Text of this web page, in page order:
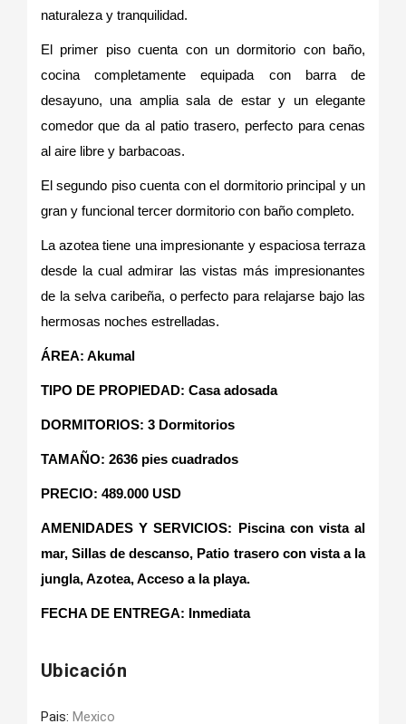
naturaleza y tranquilidad.
El primer piso cuenta con un dormitorio con baño,
cocina completamente equipada con barra de
desayuno, una amplia sala de estar y un elegante
comedor que da al patio trasero, perfecto para cenas
al aire libre y barbacoas.
El segundo piso cuenta con el dormitorio principal y un
gran y funcional tercer dormitorio con baño completo.
La azotea tiene una impresionante y espaciosa terraza
desde la cual admirar las vistas más impresionantes
de la selva caribeña, o perfecto para relajarse bajo las
hermosas noches estrelladas.
ÁREA: Akumal
TIPO DE PROPIEDAD: Casa adosada
DORMITORIOS: 3 Dormitorios
TAMAÑO: 2636 pies cuadrados
PRECIO: 489.000 USD
AMENIDADES Y SERVICIOS: Piscina con vista al
mar, Sillas de descanso, Patio trasero con vista a la
jungla, Azotea, Acceso a la playa.
FECHA DE ENTREGA: Inmediata
Ubicación
Pais: Mexico